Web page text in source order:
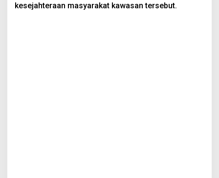
kesejahteraan masyarakat kawasan tersebut.